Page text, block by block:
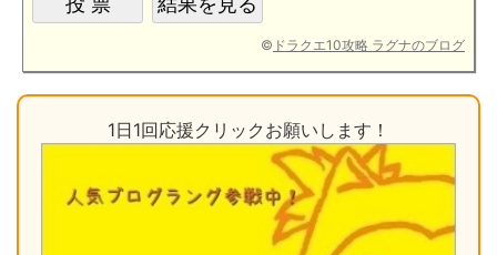
© ドラクエ10攻略 ラグナのブログ
1日1回応援クリックお願いします！